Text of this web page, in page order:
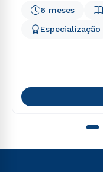
6 meses
Especialização